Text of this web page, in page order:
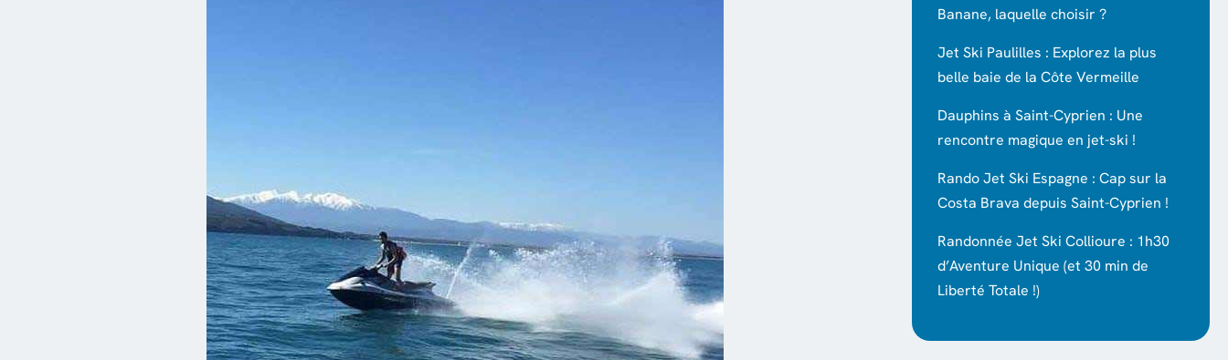
Banane, laquelle choisir ?
Jet Ski Paulilles : Explorez la plus
belle baie de la Côte Vermeille
Dauphins à Saint-Cyprien : Une
rencontre magique en jet-ski !
Rando Jet Ski Espagne : Cap sur la
Costa Brava depuis Saint-Cyprien !
Randonnée Jet Ski Collioure : 1h30
d’Aventure Unique (et 30 min de
Liberté Totale !)